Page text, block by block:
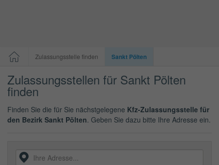
Zulassungsstelle finden Sankt Pölten
Zulassungsstellen für Sankt Pölten
finden
Finden Sie die für Sie nächstgelegene Kfz-Zulassungsstelle für
den Bezirk Sankt Pölten. Geben Sie dazu bitte Ihre Adresse ein.